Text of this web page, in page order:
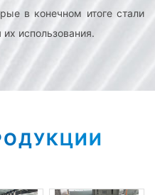
в конечном итоге стали
использования.